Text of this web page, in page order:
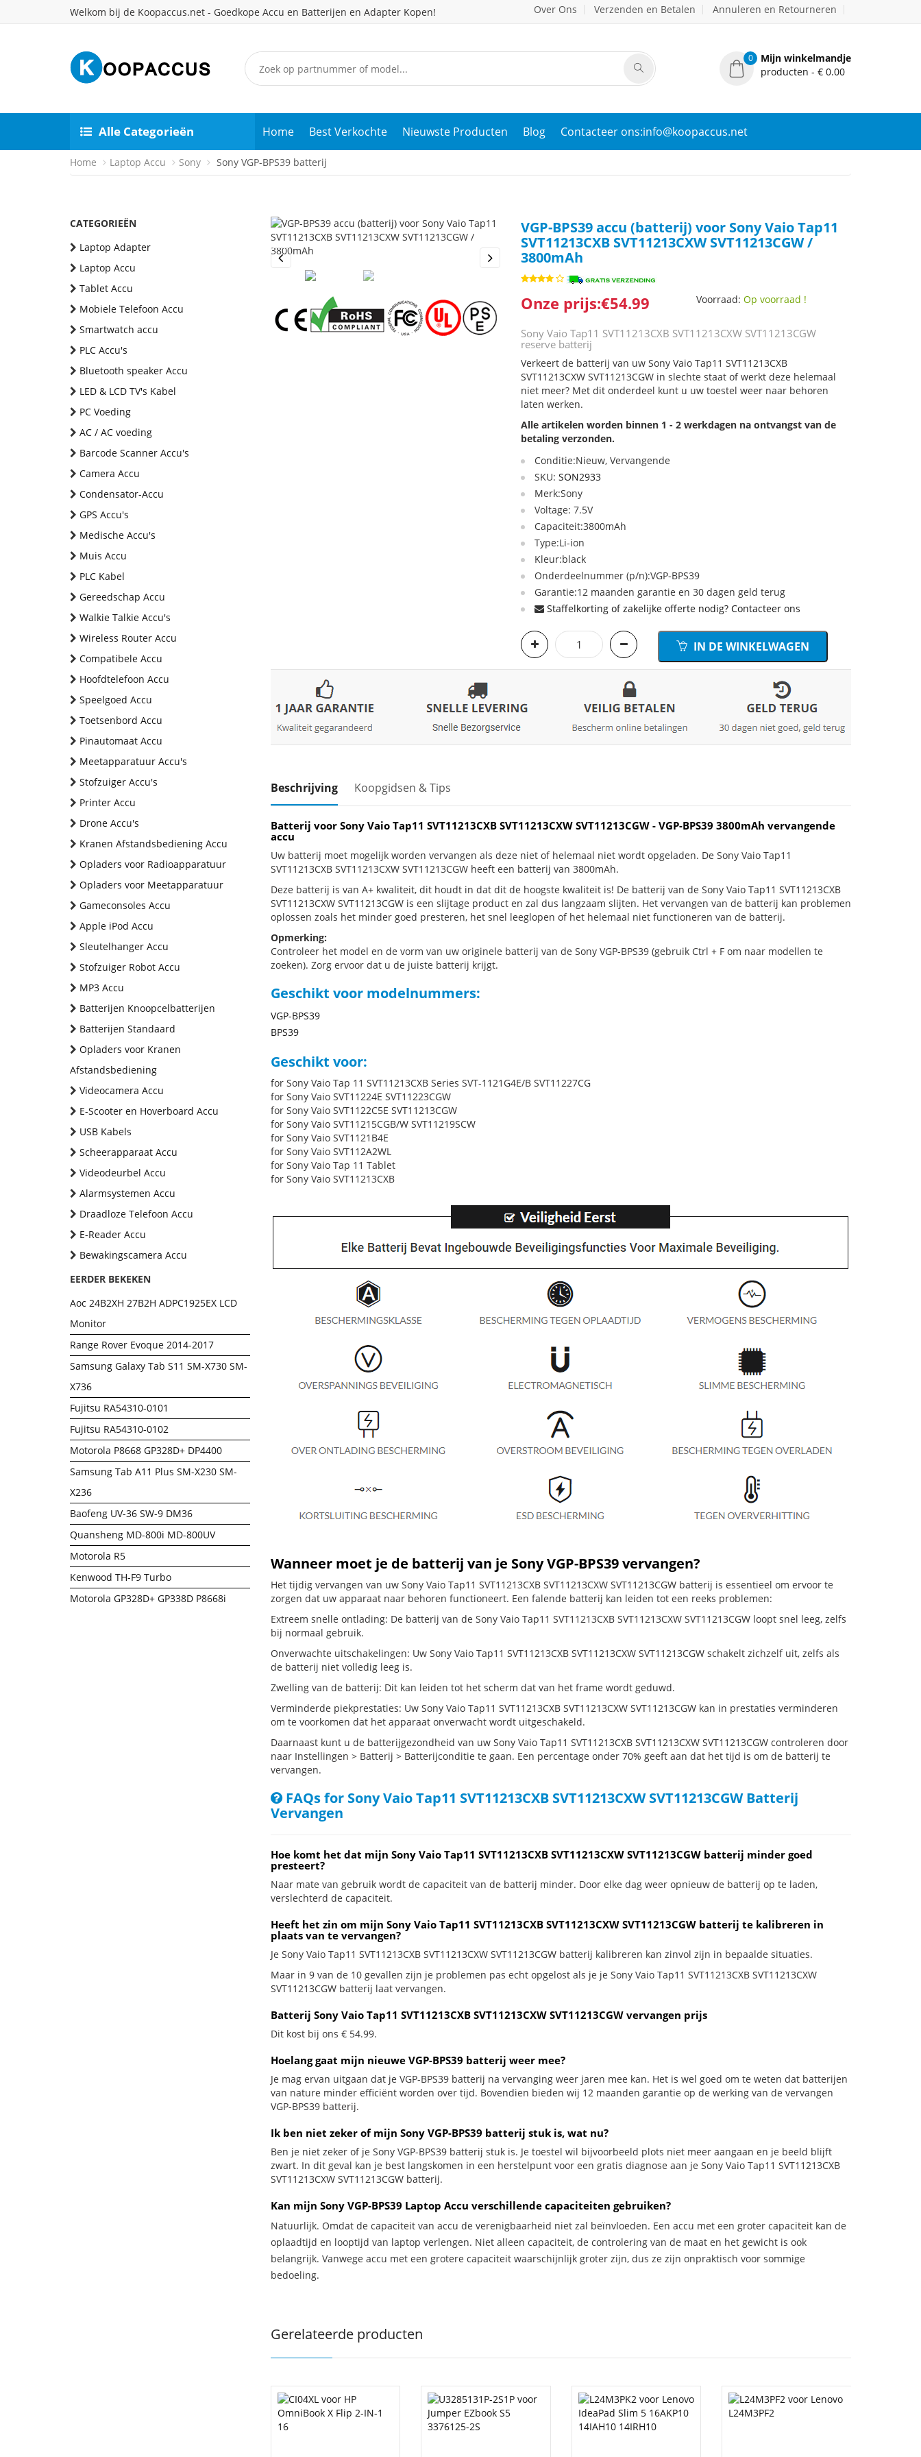
Welkom bij de Koopaccus.net - Goedkope Accu en Batterijen en Adapter Kopen! Over Ons Verzenden en Betalen Annuleren en Retourneren
0
Mijn winkelmandje
producten - € 0.00
Alle Categorieën Home Best Verkochte Nieuwste Producten Blog Contacteer ons:info@koopaccus.net
Home Laptop Accu Sony Sony VGP-BPS39 batterij
CATEGORIEËN
Laptop Adapter
Laptop Accu
Tablet Accu
Mobiele Telefoon Accu
Smartwatch accu
PLC Accu's
Bluetooth speaker Accu
LED & LCD TV's Kabel
PC Voeding
AC / AC voeding
Barcode Scanner Accu's
Camera Accu
Condensator-Accu
GPS Accu's
Medische Accu's
Muis Accu
PLC Kabel
Gereedschap Accu
Walkie Talkie Accu's
Wireless Router Accu
Compatibele Accu
Hoofdtelefoon Accu
Speelgoed Accu
Toetsenbord Accu
Pinautomaat Accu
Meetapparatuur Accu's
Stofzuiger Accu's
Printer Accu
Drone Accu's
Kranen Afstandsbediening Accu
Opladers voor Radioapparatuur
Opladers voor Meetapparatuur
Gameconsoles Accu
Apple iPod Accu
Sleutelhanger Accu
Stofzuiger Robot Accu
MP3 Accu
Batterijen Knoopcelbatterijen
Batterijen Standaard
Opladers voor Kranen
Afstandsbediening
Videocamera Accu
E-Scooter en Hoverboard Accu
USB Kabels
Scheerapparaat Accu
Videodeurbel Accu
Alarmsystemen Accu
Draadloze Telefoon Accu
E-Reader Accu
Bewakingscamera Accu
EERDER BEKEKEN
Aoc 24B2XH 27B2H ADPC1925EX LCD
Monitor
Range Rover Evoque 2014-2017
Samsung Galaxy Tab S11 SM-X730 SM-
X736
Fujitsu RA54310-0101
Fujitsu RA54310-0102
Motorola P8668 GP328D+ DP4400
Samsung Tab A11 Plus SM-X230 SM-
X236
Baofeng UV-36 SW-9 DM36
Quansheng MD-800i MD-800UV
Motorola R5
Kenwood TH-F9 Turbo
Motorola GP328D+ GP338D P8668i
Previous
VGP-BPS39 accu (batterij) voor Sony Vaio Tap11
SVT11213CXB SVT11213CXW SVT11213CGW /
3800mAh
Onze prijs:€54.99 Voorraad:Op voorraad !
Sony Vaio Tap11 SVT11213CXB SVT11213CXW SVT11213CGW
reserve batterij
Verkeert de batterij van uw Sony Vaio Tap11 SVT11213CXB
SVT11213CXW SVT11213CGW in slechte staat of werkt deze helemaal
niet meer? Met dit onderdeel kunt u uw toestel weer naar behoren
laten werken.
Alle artikelen worden binnen 1 - 2 werkdagen na ontvangst van de
betaling verzonden.
Conditie:Nieuw, Vervangende
SKU:SON2933
Merk:Sony
Voltage: 7.5V
Capaciteit:3800mAh
Type:Li-ion
Kleur:black
Onderdeelnummer (p/n):VGP-BPS39
Garantie:12 maanden garantie en 30 dagen geld terug
Staffelkorting of zakelijke offerte nodig? Contacteer ons
IN DE WINKELWAGEN
Beschrijving Koopgidsen & Tips
Batterij voor Sony Vaio Tap11 SVT11213CXB SVT11213CXW SVT11213CGW - VGP-BPS39 3800mAh vervangende
accu
Uw batterij moet mogelijk worden vervangen als deze niet of helemaal niet wordt opgeladen. De Sony Vaio Tap11
SVT11213CXB SVT11213CXW SVT11213CGW heeft een batterij van 3800mAh.
Deze batterij is van A+ kwaliteit, dit houdt in dat dit de hoogste kwaliteit is! De batterij van de Sony Vaio Tap11 SVT11213CXB
SVT11213CXW SVT11213CGW is een slijtage product en zal dus langzaam slijten. Het vervangen van de batterij kan problemen
oplossen zoals het minder goed presteren, het snel leeglopen of het helemaal niet functioneren van de batterij.
Opmerking:
Controleer het model en de vorm van uw originele batterij van de Sony VGP-BPS39 (gebruik Ctrl + F om naar modellen te
zoeken). Zorg ervoor dat u de juiste batterij krijgt.
Geschikt voor modelnummers:
VGP-BPS39
BPS39
Geschikt voor:
for Sony Vaio Tap 11 SVT11213CXB Series SVT-1121G4E/B SVT11227CG
for Sony Vaio SVT11224E SVT11223CGW
for Sony Vaio SVT1122C5E SVT11213CGW
for Sony Vaio SVT11215CGB/W SVT11219SCW
for Sony Vaio SVT1121B4E
for Sony Vaio SVT112A2WL
for Sony Vaio Tap 11 Tablet
for Sony Vaio SVT11213CXB
Wanneer moet je de batterij van je Sony VGP-BPS39 vervangen?
Het tijdig vervangen van uw Sony Vaio Tap11 SVT11213CXB SVT11213CXW SVT11213CGW batterij is essentieel om ervoor te
zorgen dat uw apparaat naar behoren functioneert. Een falende batterij kan leiden tot een reeks problemen:
Extreem snelle ontlading: De batterij van de Sony Vaio Tap11 SVT11213CXB SVT11213CXW SVT11213CGW loopt snel leeg, zelfs
bij normaal gebruik.
Onverwachte uitschakelingen: Uw Sony Vaio Tap11 SVT11213CXB SVT11213CXW SVT11213CGW schakelt zichzelf uit, zelfs als
de batterij niet volledig leeg is.
Zwelling van de batterij: Dit kan leiden tot het scherm dat van het frame wordt geduwd.
Verminderde piekprestaties: Uw Sony Vaio Tap11 SVT11213CXB SVT11213CXW SVT11213CGW kan in prestaties verminderen
om te voorkomen dat het apparaat onverwacht wordt uitgeschakeld.
Daarnaast kunt u de batterijgezondheid van uw Sony Vaio Tap11 SVT11213CXB SVT11213CXW SVT11213CGW controleren door
naar Instellingen > Batterij > Batterijconditie te gaan. Een percentage onder 70% geeft aan dat het tijd is om de batterij te
vervangen.
FAQs for Sony Vaio Tap11 SVT11213CXB SVT11213CXW SVT11213CGW Batterij
Vervangen
Hoe komt het dat mijn Sony Vaio Tap11 SVT11213CXB SVT11213CXW SVT11213CGW batterij minder goed
presteert?
Naar mate van gebruik wordt de capaciteit van de batterij minder. Door elke dag weer opnieuw de batterij op te laden,
verslechterd de capaciteit.
Heeft het zin om mijn Sony Vaio Tap11 SVT11213CXB SVT11213CXW SVT11213CGW batterij te kalibreren in
plaats van te vervangen?
Je Sony Vaio Tap11 SVT11213CXB SVT11213CXW SVT11213CGW batterij kalibreren kan zinvol zijn in bepaalde situaties.
Maar in 9 van de 10 gevallen zijn je problemen pas echt opgelost als je je Sony Vaio Tap11 SVT11213CXB SVT11213CXW
SVT11213CGW batterij laat vervangen.
Batterij Sony Vaio Tap11 SVT11213CXB SVT11213CXW SVT11213CGW vervangen prijs
Dit kost bij ons € 54.99.
Hoelang gaat mijn nieuwe VGP-BPS39 batterij weer mee?
Je mag ervan uitgaan dat je VGP-BPS39 batterij na vervanging weer jaren mee kan. Het is wel goed om te weten dat batterijen
van nature minder efficiënt worden over tijd. Bovendien bieden wij 12 maanden garantie op de werking van de vervangen
VGP-BPS39 batterij.
Ik ben niet zeker of mijn Sony VGP-BPS39 batterij stuk is, wat nu?
Ben je niet zeker of je Sony VGP-BPS39 batterij stuk is. Je toestel wil bijvoorbeeld plots niet meer aangaan en je beeld blijft
zwart. In dit geval kan je best langskomen in een herstelpunt voor een gratis diagnose aan je Sony Vaio Tap11 SVT11213CXB
SVT11213CXW SVT11213CGW batterij.
Kan mijn Sony VGP-BPS39 Laptop Accu verschillende capaciteiten gebruiken?
Natuurlijk. Omdat de capaciteit van accu de verenigbaarheid niet zal beïnvloeden. Een accu met een groter capaciteit kan de
oplaadtijd en looptijd van laptop verlengen. Niet alleen capaciteit, de controlering van de maat en het gewicht is ook
belangrijk. Vanwege accu met een grotere capaciteit waarschijnlijk groter zijn, dus ze zijn onpraktisch voor sommige
bedoeling.
Gerelateerde producten